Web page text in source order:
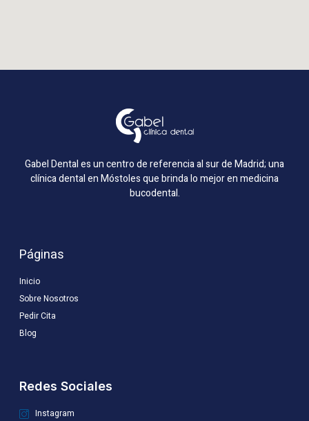
Gabel Dental es un centro de referencia al sur de Madrid; una
clínica dental en Móstoles que brinda lo mejor en medicina
bucodental.
Páginas
Inicio
Sobre Nosotros
Pedir Cita
Blog
Redes Sociales
Instagram